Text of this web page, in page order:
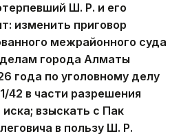
Ш. Р. и его
изменить приговор
межрайонного суда
города Алматы
года по уголовному делу
42 в части разрешения
взыскать с Пак
в пользу Ш. Р.